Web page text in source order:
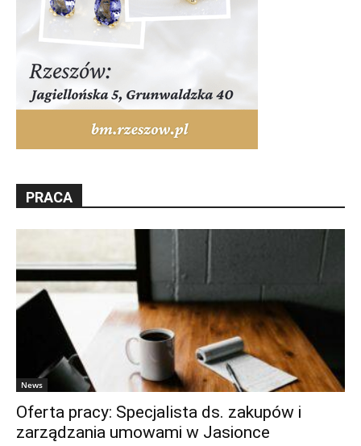
PRACA
News
Oferta pracy: Specjalista ds. zakupów i
zarządzania umowami w Jasionce